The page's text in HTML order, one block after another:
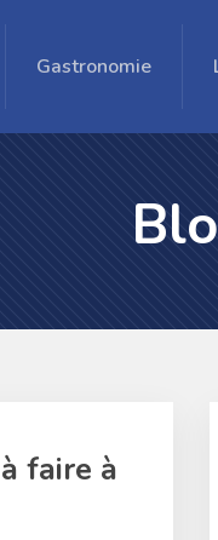
Gastronomie
faire à